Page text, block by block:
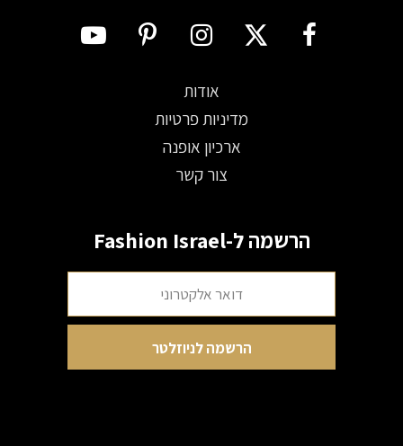
אודות
מדיניות פרטיות
ארכיון אופנה
צור קשר
הרשמה ל-Fashion Israel